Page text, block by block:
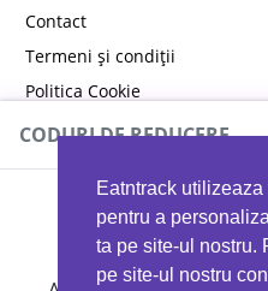
Eatntrack
pentru a
ta pe site-ul nostru.
pe site-ul nostru
Contact
Termeni și condiții
Politica Cookie
Politica de confidențialitate
CODURI DE REDUCERE